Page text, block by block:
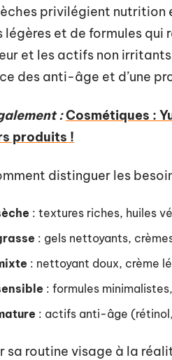
privilégient nutrition
légères et de formules qui
et les actifs non
des anti-âge et d’une
:Cosmétiques :
produits !
distinguer les
: textures riches, huiles
: gels nettoyants,
: nettoyant doux, crème
: formules
: actifs anti-âge
sa routine visage à la